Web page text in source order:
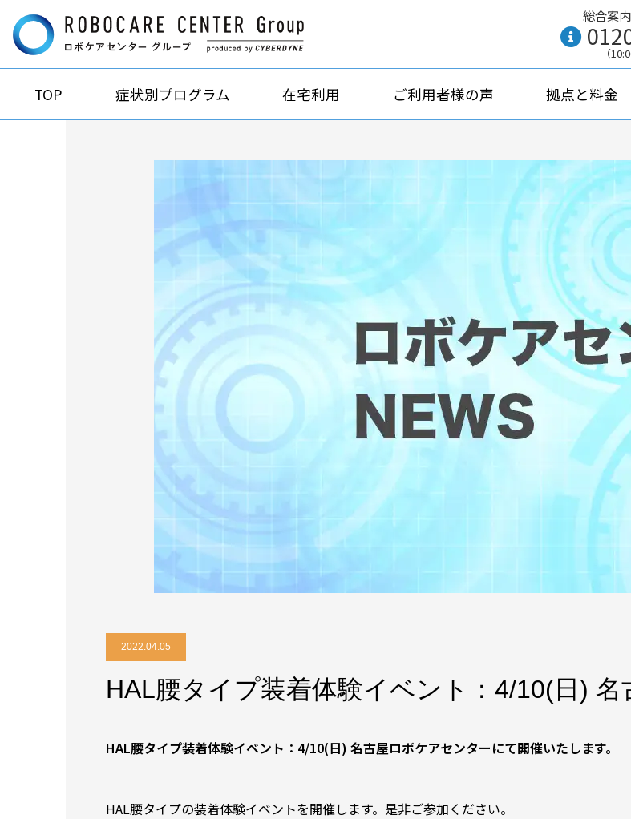
総合案
（
TOP 症状別プログラム 在宅利用 ご利用者様の声 拠点と料金
2022.04.05
HAL腰タイプ装着体験イベント：4/10(日)
HAL腰タイプ装着体験イベント：4/10(日) 名古屋ロボケアセンターにて開催いたします。
HAL腰タイプの装着体験イベントを開催します。是非ご参加ください。